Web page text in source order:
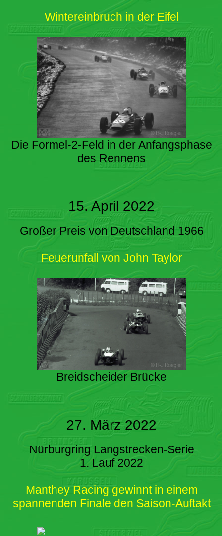
Wintereinbruch in der Eifel
Die Formel-2-Feld in der Anfangsphase
des Rennens
15. April 2022
Großer Preis von Deutschland 1966
Feuerunfall von John Taylor
Breidscheider Brücke
27. März 2022
Nürburgring Langstrecken-Serie
1. Lauf 2022
Manthey Racing gewinnt in einem
spannenden Finale den Saison-Auftakt